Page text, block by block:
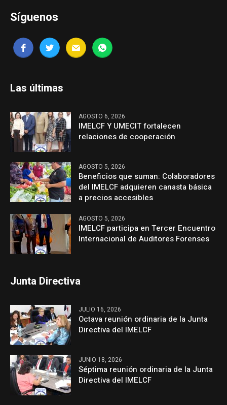
Síguenos
Las últimas
AGOSTO 6, 2026
IMELCF Y UMECIT fortalecen
relaciones de cooperación
AGOSTO 5, 2026
Beneficios que suman: Colaboradores
del IMELCF adquieren canasta básica
a precios accesibles
AGOSTO 5, 2026
IMELCF participa en Tercer Encuentro
Internacional de Auditores Forenses
Junta Directiva
JULIO 16, 2026
Octava reunión ordinaria de la Junta
Directiva del IMELCF
JUNIO 18, 2026
Séptima reunión ordinaria de la Junta
Directiva del IMELCF